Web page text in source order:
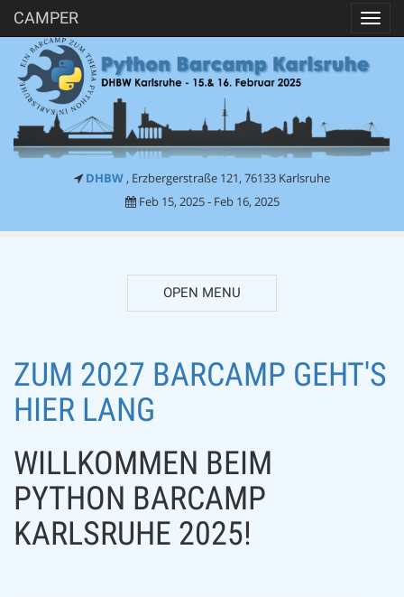
CAMPER
DHBW , Erzbergerstraße 121, 76133 Karlsruhe
Feb 15, 2025 - Feb 16, 2025
OPEN MENU
DESCRIPTION
ZUM 2027 BARCAMP GEHT'S
HIER LANG
WILLKOMMEN BEIM
PYTHON BARCAMP
KARLSRUHE 2025!